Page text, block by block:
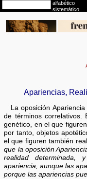
Apariencias,
La oposición
de términos
genético, en el que
por tanto, objetos
el que figuren también
que la oposición
realidad
apariencia, aunque las
porque las apariencias